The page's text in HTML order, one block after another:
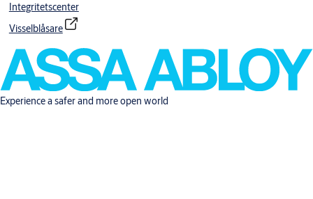
Integritetscenter
Visselblåsare
Experience a safer and more open world